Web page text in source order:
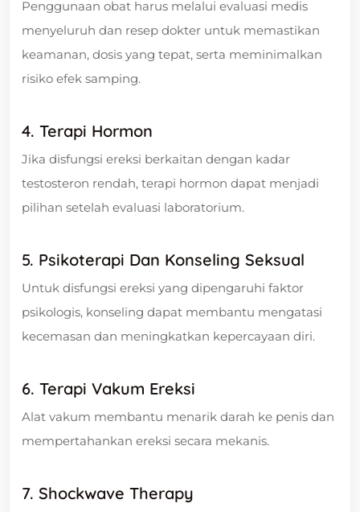
Penggunaan obat harus melalui evaluasi medis
menyeluruh dan resep dokter untuk memastikan
keamanan, dosis yang tepat, serta meminimalkan
risiko efek samping.
4. Terapi Hormon
Jika disfungsi ereksi berkaitan dengan kadar
testosteron rendah, terapi hormon dapat menjadi
pilihan setelah evaluasi laboratorium.
5. Psikoterapi Dan Konseling Seksual
Untuk disfungsi ereksi yang dipengaruhi faktor
psikologis, konseling dapat membantu mengatasi
kecemasan dan meningkatkan kepercayaan diri.
6. Terapi Vakum Ereksi
Alat vakum membantu menarik darah ke penis dan
mempertahankan ereksi secara mekanis.
7. Shockwave Therapy